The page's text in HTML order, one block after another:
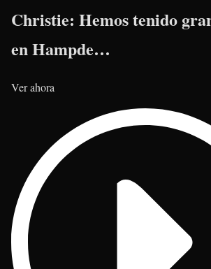
Christie: Hemos tenido
en Hampde…
Ver ahora